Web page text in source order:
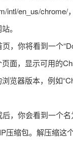
intl/en_us/chrome/
。
，你将看到一个
面，显示可用的
览器版本，例如
，你会看到一个名
压缩包。解压缩这